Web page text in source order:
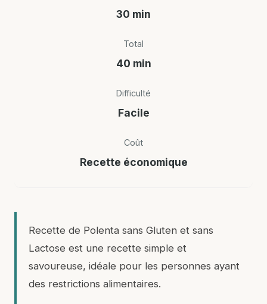
30 min
Total
40 min
Difficulté
Facile
Coût
Recette économique
Recette de Polenta sans Gluten et sans
Lactose est une recette simple et
savoureuse, idéale pour les personnes ayant
des restrictions alimentaires.